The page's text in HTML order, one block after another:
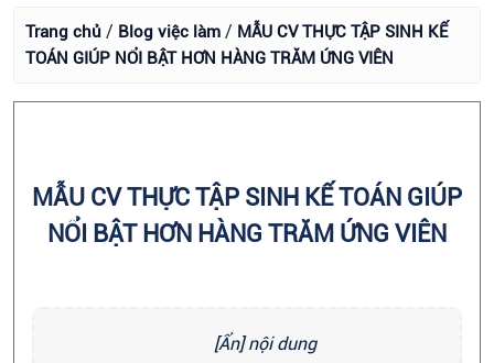
Trang chủ / Blog việc làm / MẪU CV THỰC TẬP SINH KẾ
TOÁN GIÚP NỔI BẬT HƠN HÀNG TRĂM ỨNG VIÊN
MẪU CV THỰC TẬP SINH KẾ TOÁN GIÚP
NỔI BẬT HƠN HÀNG TRĂM ỨNG VIÊN
[Ẩn] nội dung